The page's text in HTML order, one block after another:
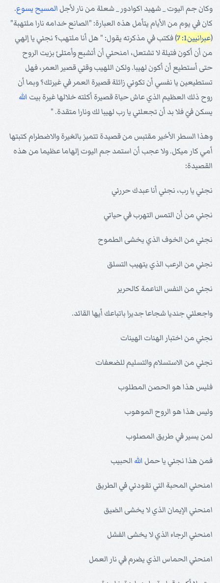
وكان جم اليوت _ شهيد اكوادور _ شعلة من نار لأجل المسيح يسوع.
كان في يوم من الأيام يتأمل هذه العبارة: "الصانع خدامه نارا ملتهبة"
(عبرانيين1: 7
) فكتب في مذكرته يقول: " هل أنا ملتهب؟ نجني يا إلهي
من أن أكون فتيلة لا تشتعل، امنحني أن أتشبع وأمتلئ بزيت الروح
حتى أستطيع أن أكون لهيبا. ولكن اللهيب وقتي قصير العمر، فهل
تستطيعين يا نفسي أن تكوني زائلة قصيرة العمر في غيرتك؟ وبما أن
روح ذلك العظيم الذي عاش حياة قصيرة أكلته خلالها غيرة بيت الله
يسكن فيّ فلا بد أن تجعلني يا رب لهيبا لك ونارا متقدة. "
وهذا السطر الأخير مقتبس من قصيدة تتميز بالغيرة والاضطرام كتبتها
أمي كار ميكل. ولا عجب أن استمد جم اليوت إلهاما عظيما من هذه
القصيدة:
نجني يا رب، نجني أنا عبدك حررني
نجني من أن التمس التهرب في حياتي
نجني من الخوف الذي يخشى الطموح
نجني من الرعب الذي يتهيب التسلق
نجني من النفس الناعمة كالحرير
واجعلني جنديا شجاعا جديرا باتباعك أيها القائد.
نجني من اختبار الهنات الهينات
نجني من الاستسلام والتسليم للضعفات
فليس هذا هو الحصن المطلوب
وليس هذا هو الروح الموهوب
لمن يسير في طريق المصلوب
فمن هذا نجني يا حمل الله الحبيب
امنحني المحبة التي تقودني في الطريق
امنحني الإيمان الذي لا يخشى الضيق
امنحني الرجاء الذي لا يخشى الفشل
امنحني الحماس الذي يضرم في نار العمل